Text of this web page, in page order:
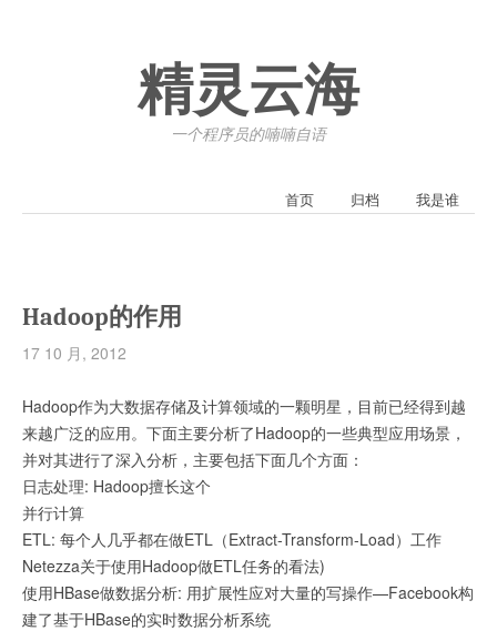
精灵云海
一个程序员的喃喃自语
首页 归档 我是谁
Hadoop的作用
17 10 月, 2012
Hadoop作为大数据存储及计算领域的一颗明星，目前已经得到越
来越广泛的应用。下面主要分析了Hadoop的一些典型应用场景，
并对其进行了深入分析，主要包括下面几个方面：
日志处理: Hadoop擅长这个
并行计算
ETL: 每个人几乎都在做ETL（Extract-Transform-Load）工作
Netezza关于使用Hadoop做ETL任务的看法)
使用HBase做数据分析: 用扩展性应对大量的写操作—Facebook构
建了基于HBase的实时数据分析系统